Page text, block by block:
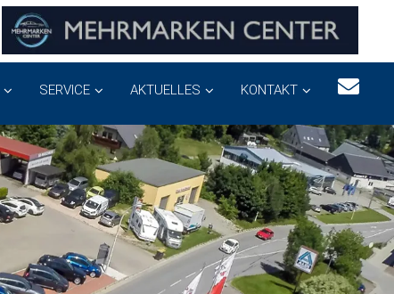
SERVICE AKTUELLES KONTAKT